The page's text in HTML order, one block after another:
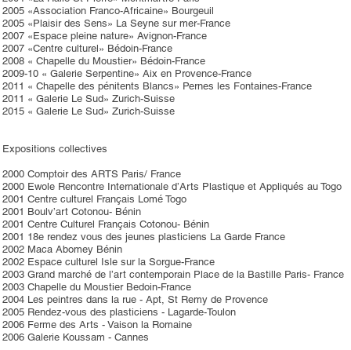
2005 «Association Franco-Africaine» Bourgeuil
2005 «Plaisir des Sens» La Seyne sur mer-France
2007 «Espace pleine nature» Avignon-France
2007 «Centre culturel» Bédoin-France
2008 « Chapelle du Moustier» Bédoin-France
2009-10 « Galerie Serpentine» Aix en Provence-France
2011 « Chapelle des pénitents Blancs» Pernes les Fontaines-France
2011 « Galerie Le Sud» Zurich-Suisse
2015 « Galerie Le Sud» Zurich-Suisse
Expositions collectives
2000 Comptoir des ARTS Paris/ France
2000 Ewole Rencontre Internationale d’Arts Plastique et Appliqués au Togo
2001 Centre culturel Français Lomé Togo
2001 Boulv’art Cotonou- Bénin
2001 Centre Culturel Français Cotonou- Bénin
2001 18e rendez vous des jeunes plasticiens La Garde France
2002 Maca Abomey Bénin
2002 Espace culturel Isle sur la Sorgue-France
2003 Grand marché de l’art contemporain Place de la Bastille Paris- France
2003 Chapelle du Moustier Bedoin-France
2004 Les peintres dans la rue - Apt, St Remy de Provence
2005 Rendez-vous des plasticiens - Lagarde-Toulon
2006 Ferme des Arts - Vaison la Romaine
2006 Galerie Koussam - Cannes